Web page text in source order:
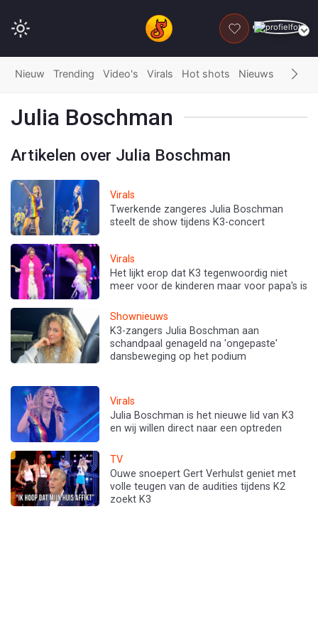
DONEER
Nieuw Trending Video's Virals Hot shots Nieuws Fails
Julia Boschman
Artikelen over Julia Boschman
Virals
Twerkende zangeres Julia Boschman
steelt de show tijdens K3-concert
Virals
Het lijkt erop dat K3 tegenwoordig niet
meer voor de kinderen maar voor papa's is
Shownieuws
K3-zangers Julia Boschman aan
schandpaal genageld na 'ongepaste'
dansbeweging op het podium
Virals
Julia Boschman is het nieuwe lid van K3
en wij willen direct naar een optreden
TV
Ouwe snoepert Gert Verhulst geniet met
volle teugen van de audities tijdens K2
zoekt K3